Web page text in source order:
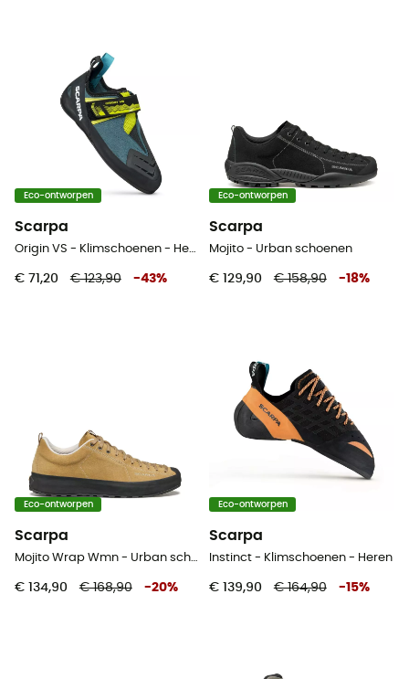
Eco-ontworpen
Scarpa
Origin VS - Klimschoenen - Heren
€ 71,20 € 123,90 -43%
Eco-ontworpen
Scarpa
Mojito - Urban schoenen
€ 129,90 € 158,90 -18%
Eco-ontworpen
Scarpa
Mojito Wrap Wmn - Urban schoenen - Dames
€ 134,90 € 168,90 -20%
Eco-ontworpen
Scarpa
Instinct - Klimschoenen - Heren
€ 139,90 € 164,90 -15%